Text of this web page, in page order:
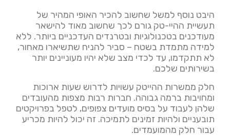
היבט נוסף למשל שחשוב להכיר האופי המהיר של
תעשיית ההיי-טק גורם לכך שחשוב מאוד להישאר
מעודכנים בטכנולוגיות ובטרנדים העדכניים ביותר. ללא
למידה מתמדת בשטח – סביר להניח שתשיארו מאחור,
לא תתקדמו, עד לכדי מצב שלא יהיו מעוניינים יותר
בשירותים שלכם.
חלק ממשרות ההייטק עשויות לדרוש שעות ארוכות
ומחויבות ברמה גבוהה. חברות רבות מצפות מהעובדים
שלהן לעבוד על בסיס מועדים צפופים, לטפל בפרויקטים
תובעניים ולהיות זמינים לתמיכה. זה יכול להיות מכריע
עבור חלק מהמועמדים.